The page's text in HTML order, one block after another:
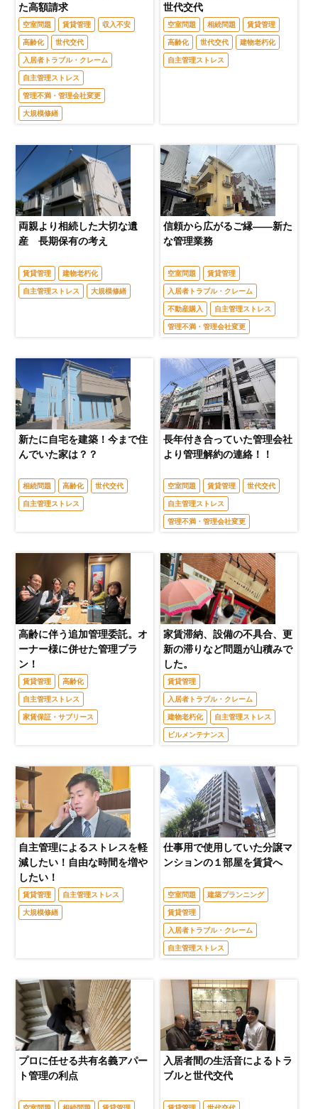
た高額請求
空室問題 賃貸管理 収入不安
高齢化 世代交代
入居者トラブル・クレーム
自主管理ストレス
管理不満・管理会社変更
大規模修繕
世代交代
空室問題 相続問題 賃貸管理
高齢化 世代交代 建物老朽化
自主管理ストレス
両親より相続した大切な遺
産 長期保有の考え
賃貸管理 建物老朽化
自主管理ストレス 大規模修繕
信頼から広がるご縁――新た
な管理業務
空室問題 賃貸管理
入居者トラブル・クレーム
不動産購入 自主管理ストレス
管理不満・管理会社変更
新たに自宅を建築！今まで住
んでいた家は？？
相続問題 高齢化 世代交代
自主管理ストレス
長年付き合っていた管理会社
より管理解約の連絡！！
空室問題 賃貸管理 世代交代
自主管理ストレス
管理不満・管理会社変更
高齢に伴う追加管理委託。オ
ーナー様に併せた管理プラ
ン！
賃貸管理 高齢化
自主管理ストレス
家賃保証・サブリース
家賃滞納、設備の不具合、更
新の滞りなど問題が山積みで
した。
賃貸管理
入居者トラブル・クレーム
建物老朽化 自主管理ストレス
ビルメンテナンス
自主管理によるストレスを軽
減したい！自由な時間を増や
したい！
賃貸管理 自主管理ストレス
大規模修繕
仕事用で使用していた分譲マ
ンションの１部屋を賃貸へ
空室問題 建築プランニング
賃貸管理
入居者トラブル・クレーム
自主管理ストレス
プロに任せる共有名義アパー
ト管理の利点
入居者間の生活音によるトラ
ブルと世代交代